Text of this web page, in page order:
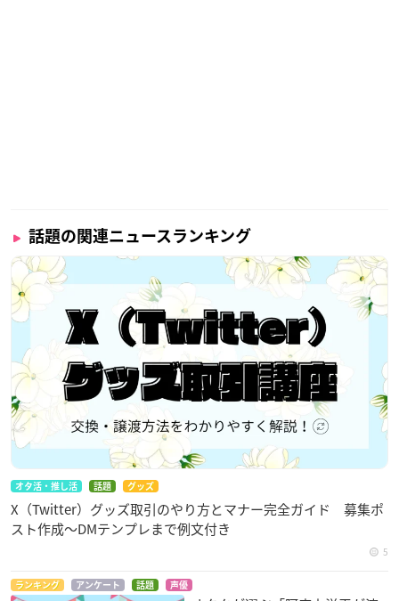
話題の関連ニュースランキング
オタ活・推し活 話題 グッズ
X（Twitter）グッズ取引のやり方とマナー完全ガイド 募集ポ
スト作成〜DMテンプレまで例文付き
5
ランキング アンケート 話題 声優